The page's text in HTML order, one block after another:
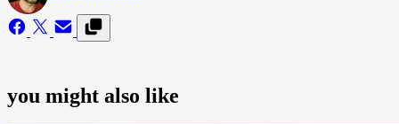
you might also like